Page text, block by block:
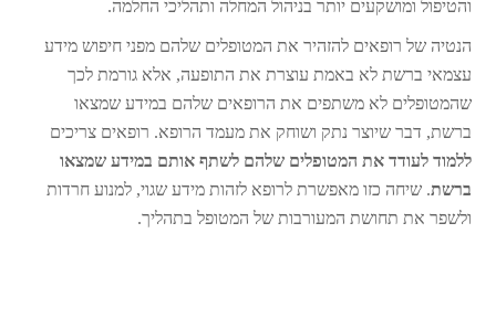
והטיפול ומושקעים יותר בניהול המחלה ותהליכי החלמה.
הנטיה של רופאים להזהיר את המטופלים שלהם מפני חיפוש מידע
עצמאי ברשת לא באמת עוצרת את התופעה, אלא גורמת לכך
שהמטופלים לא משתפים את הרופאים שלהם במידע שמצאו
ברשת, דבר שיוצר נתק ושוחק את מעמד הרופא. רופאים צריכים
ללמוד לעודד את המטופלים שלהם לשתף אותם במידע שמצאו
ברשת. שיחה כזו מאפשרת לרופא לזהות מידע שגוי, למנוע חרדות
ולשפר את תחושת המעורבות של המטופל בתהליך.